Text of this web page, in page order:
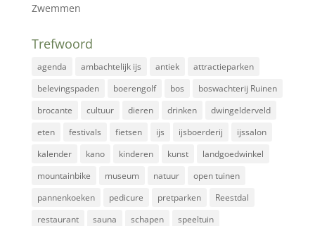
Zwemmen
Trefwoord
agenda ambachtelijk ijs antiek
attractieparken
belevingspaden
boerengolf bos
boswachterij Ruinen
brocante
cultuur dieren drinken
dwingelderveld
eten
festivals fietsen ijs ijsboerderij
ijssalon
kalender
kano kinderen kunst
landgoedwinkel
mountainbike
museum natuur
open tuinen
pannenkoeken
pedicure pretparken
Reestdal
restaurant
sauna schapen
speeltuin